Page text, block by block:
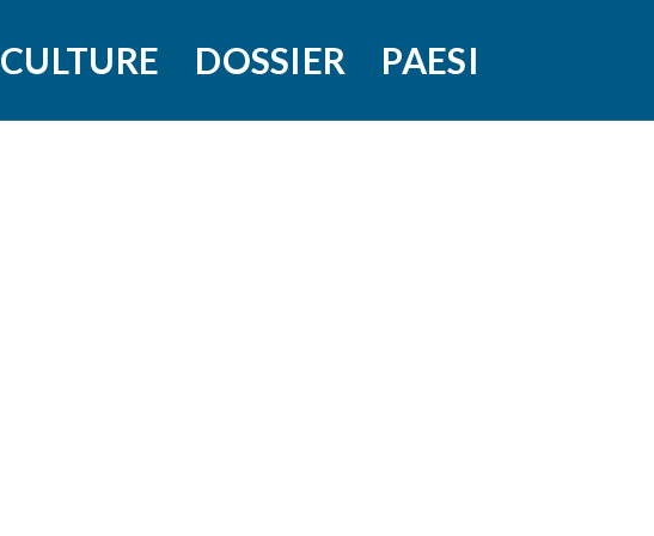
CULTURE DOSSIER PAESI